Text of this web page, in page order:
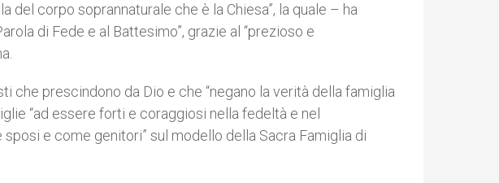
del corpo soprannaturale che è la Chiesa”, la quale – ha
di Fede e al Battesimo”, grazie al “prezioso e
che prescindono da Dio e che “negano la verità della famiglia
“ad essere forti e coraggiosi nella fedeltà e nel
e come genitori” sul modello della Sacra Famiglia di